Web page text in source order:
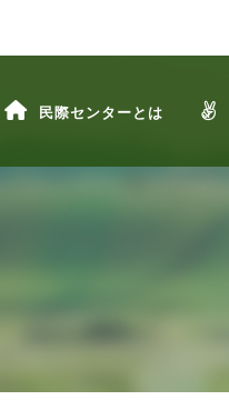
民際センターとは